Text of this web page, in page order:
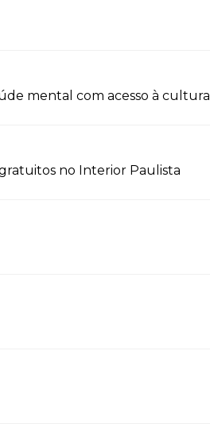
mental com acesso à cultura
no Interior Paulista